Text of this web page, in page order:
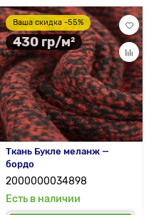
Ваша скидка -55%
430 гр/м²
Ткань Букле меланж —
бордо
2000000034898
Есть в наличии